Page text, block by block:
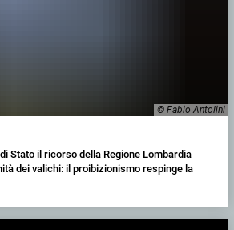
© Fabio Antolini
Stato il ricorso della Regione Lombardia
dei valichi: il proibizionismo respinge la